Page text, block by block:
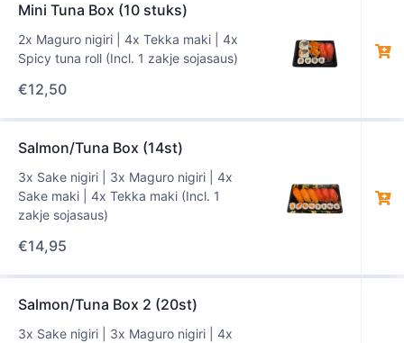
Mini Tuna Box (10 stuks)
2x Maguro nigiri | 4x Tekka maki | 4x
Spicy tuna roll (Incl. 1 zakje sojasaus)
€12,50
Salmon/Tuna Box (14st)
3x Sake nigiri | 3x Maguro nigiri | 4x
Sake maki | 4x Tekka maki (Incl. 1
zakje sojasaus)
€14,95
Salmon/Tuna Box 2 (20st)
3x Sake nigiri | 3x Maguro nigiri | 4x